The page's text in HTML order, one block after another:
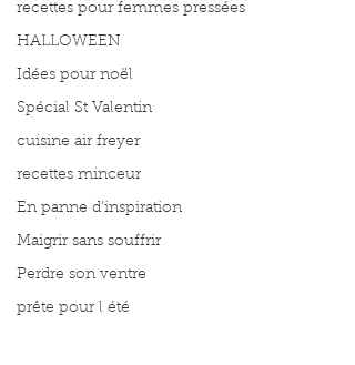
recettes pour femmes pressées
HALLOWEEN
Idées pour noël
Spécial St Valentin
cuisine air freyer
recettes minceur
En panne d'inspiration
Maigrir sans souffrir
Perdre son ventre
prête pour l été